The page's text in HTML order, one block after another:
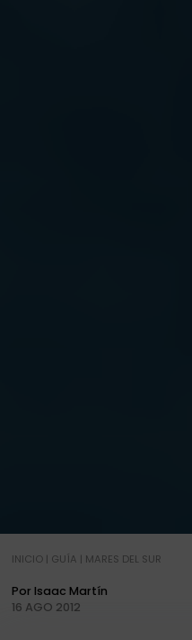
INICIO| GUÍA | MARES DEL SUR
Por Isaac Martín
16 AGO 2012